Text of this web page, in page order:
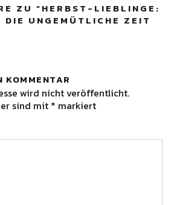
ZU “HERBST-LIEBLINGE:
DIE UNGEMÜTLICHE ZEIT
KOMMENTAR
wird nicht veröffentlicht.
sind mit * markiert